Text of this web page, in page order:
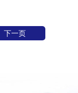
下一页